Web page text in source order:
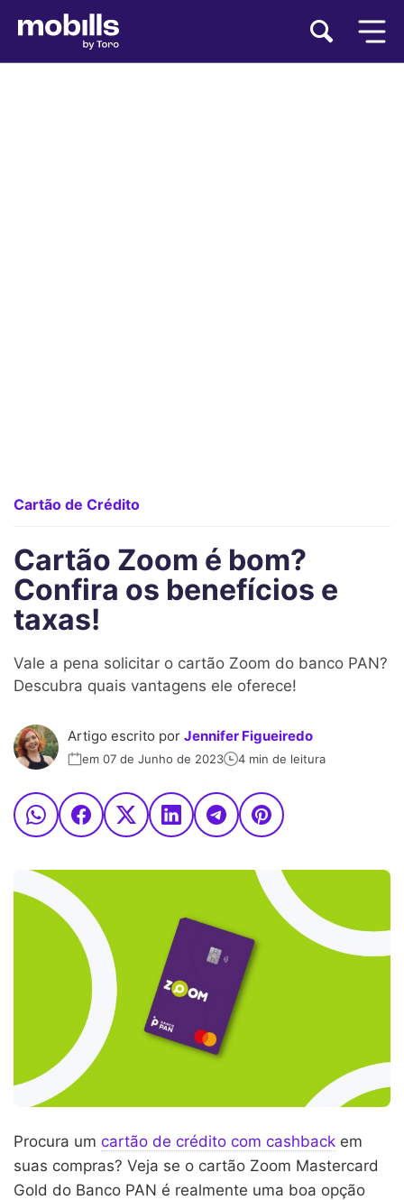
Cartão de Crédito
Cartão Zoom é bom?
Confira os benefícios e
taxas!
Vale a pena solicitar o cartão Zoom do banco PAN?
Descubra quais vantagens ele oferece!
Artigo escrito por Jennifer Figueiredo
em 07 de Junho de 2023 4 min de leitura
Procura um cartão de crédito com cashback em
suas compras? Veja se o cartão Zoom Mastercard
Gold do Banco PAN é realmente uma boa opção